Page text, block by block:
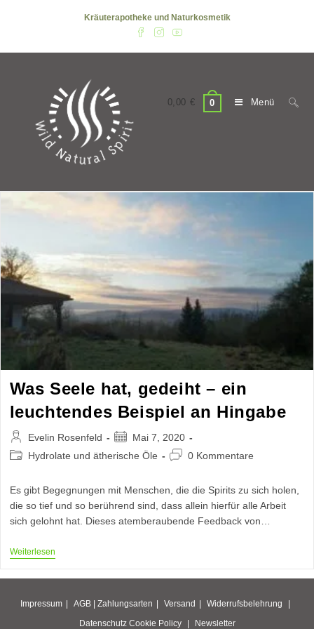
Kräuterapotheke und Naturkosmetik
0,00 € 0 Menü
Was Seele hat, gedeiht – ein
leuchtendes Beispiel an Hingabe
Beitrags-
Autor:
Evelin Rosenfeld
Beitrag
veröffentlicht:
Mai 7, 2020
Beitrags-Hydrolate und ätherische Öle
Beitrags-0 Kommentare
Es gibt Begegnungen mit Menschen, die die Spirits zu sich holen,
die so tief und so berührend sind, dass allein hierfür alle Arbeit
sich gelohnt hat. Dieses atemberaubende Feedback von…
WeiterlesenWas
Ein
Leuchtendes
Impressum AGB | Zahlungsarten Versand
Widerrufsbelehrung
Datenschutz Cookie Policy Newsletter